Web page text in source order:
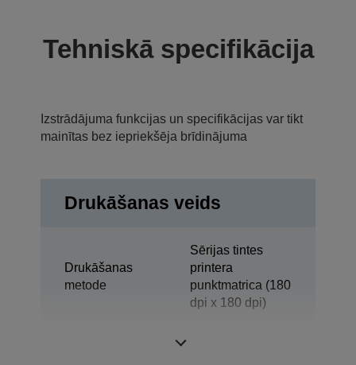
Tehniskā specifikācija
Izstrādājuma funkcijas un specifikācijas var tikt
mainītas bez iepriekšēja brīdinājuma
Drukāšanas veids
Drukāšanas
metode
Sērijas tintes
printera
punktmatrica (180
dpi x 180 dpi)